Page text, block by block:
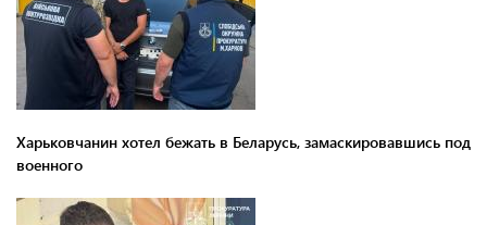
Харьковчанин хотел бежать в Беларусь, замаскировавшись под
военного